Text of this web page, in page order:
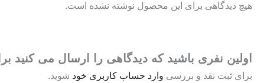
هیچ دیدگاهی برای این محصول نوشته نشده است.
اولین نفری باشید که دیدگاهی را ارسال می کنید
برای ثبت نقد و بررسی وارد حساب کاربری خود شوید.